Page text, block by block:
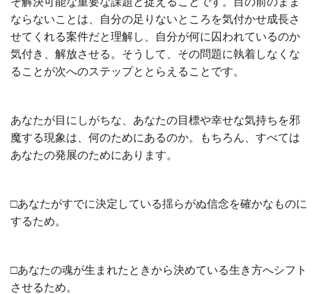
ならないことは、自分の足りないところを気付かせ成長さ
せてくれる案件だと理解し、自分が何に囚われているのか
気付き、解放させる。そうして、その問題に執着しなくな
ることが次へのステップととらえることです。
あなたが目にしがちな、あなたの目標や幸せな気持ちを邪
魔する現象は、何のためにあるのか。もちろん、すべては
あなたの発展のためにあります。
□あなたがすでに決定している揺らがぬ信念を確かなものに
するため。
□あなたの魂が生まれたときから決めている生き方へシフト
させるため。